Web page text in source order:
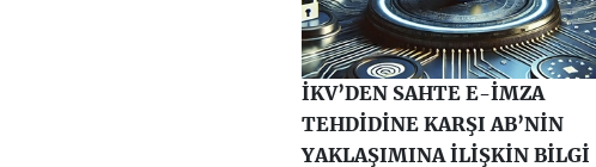
İKV’DEN SAHTE E-İMZA
TEHDİDİNE KARŞI AB’NİN
YAKLAŞIMINA İLİŞKİN BİLGİ